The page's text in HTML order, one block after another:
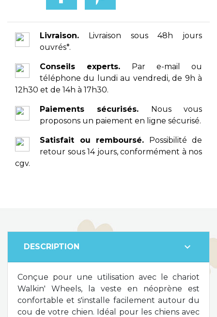
Livraison. Livraison sous 48h jours
ouvrés*.
Conseils experts. Par e-mail ou
téléphone du lundi au vendredi, de 9h à
12h30 et de 14h à 17h30.
Paiements sécurisés. Nous vous
proposons un paiement en ligne sécurisé.
Satisfait ou remboursé. Possibilité de
retour sous 14 jours, conformément à nos
cgv.
DESCRIPTION expand_more
Conçue pour une utilisation avec le chariot
Walkin' Wheels, la veste en néoprène est
confortable et s'installe facilement autour du
cou de votre chien. Idéal pour les chiens avec